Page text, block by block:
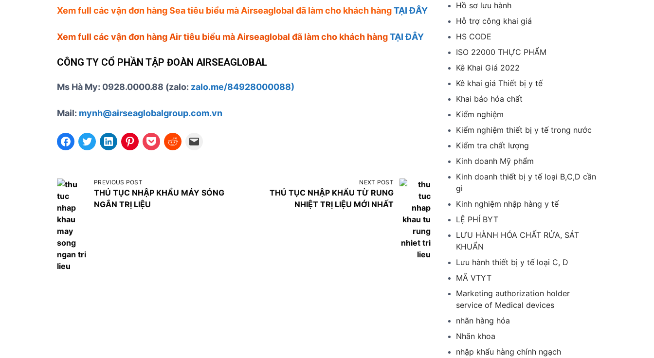
Xem full các vận đơn hàng Sea tiêu biểu mà Airseaglobal đã làm cho khách hàngTẠI ĐÂY
Xem full các vận đơn hàng Air tiêu biểu mà Airseaglobal đã làm cho khách hàngTẠI ĐÂY
CÔNG TY CỔ PHẦN TẬP ĐOÀN AIRSEAGLOBAL
Ms Hà My: 0928.0000.88 (zalo: zalo.me/84928000088)
Mail: mynh@airseaglobalgroup.com.vn
Đ
i
ề
u
h
ư
ớ
PREVIOUS POST
THỦ TỤC NHẬP KHẨU MÁY SÓNG
NGẮN TRỊ LIỆU
NEXT POST
THỦ TỤC NHẬP KHẨU TỪ RUNG
NHIỆT TRỊ LIỆU MỚI NHẤT
Hồ sơ lưu hành
Hỗ trợ công khai giá
HS CODE
ISO 22000 THỰC PHẨM
Kê Khai Giá 2022
Kê khai giá Thiết bị y tế
Khai báo hóa chất
Kiểm nghiệm
Kiểm nghiệm thiết bị y tế trong nước
Kiểm tra chất lượng
Kinh doanh Mỹ phẩm
Kinh doanh thiết bị y tế loại B,C,D cần
gì
Kinh nghiệm nhập hàng y tế
LỆ PHÍ BYT
LƯU HÀNH HÓA CHẤT RỬA, SÁT
KHUẨN
Lưu hành thiết bị y tế loại C, D
MÃ VTYT
Marketing authorization holder
service of Medical devices
nhãn hàng hóa
Nhãn khoa
nhập khẩu hàng chính ngạch